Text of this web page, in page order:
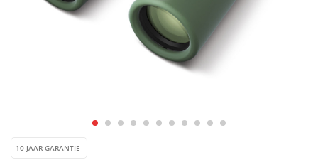
10 JAAR GARANTIE-